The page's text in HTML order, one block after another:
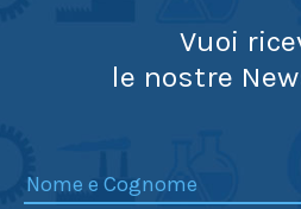
Vuoi
le nostre